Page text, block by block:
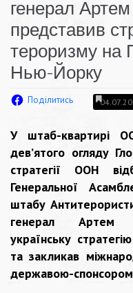
генерал
представив
тероризму на
Нью-Йорку
Поділитись
У штаб-квартирі
дев’ятого огляду
стратегії ООН
Генеральної
штабу
генерал Артем
українську
та закликав
державою-